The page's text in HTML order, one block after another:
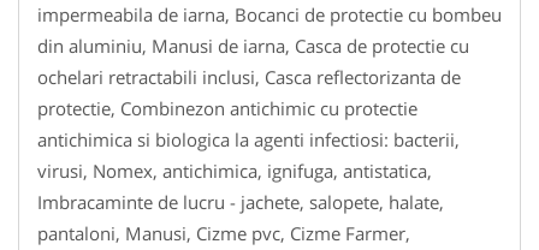
impermeabila de iarna, Bocanci de protectie cu bombeu
din aluminiu, Manusi de iarna, Casca de protectie cu
ochelari retractabili inclusi, Casca reflectorizanta de
protectie, Combinezon antichimic cu protectie
antichimica si biologica la agenti infectiosi: bacterii,
virusi, Nomex, antichimica, ignifuga, antistatica,
Imbracaminte de lucru - jachete, salopete, halate,
pantaloni, Manusi, Cizme pvc, Cizme Farmer,